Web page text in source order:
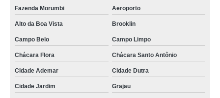
empresa que faz destruição segura de dados Chácara Santo Antônio
destruição dados Santo Antônio da Posse
empresa de destruição de dados segura Zona Norte
empresa que faz destruição de equipamentos dados Jaçanã
destruição dados segura Valinhos
empresa que faz destruição de fita magnética Itupeva
Fazenda Morumbi Aeroporto
Alto da Boa Vista Brooklin
Campo Belo Campo Limpo
Chácara Flora Chácara Santo Antônio
Cidade Ademar Cidade Dutra
Cidade Jardim Grajau